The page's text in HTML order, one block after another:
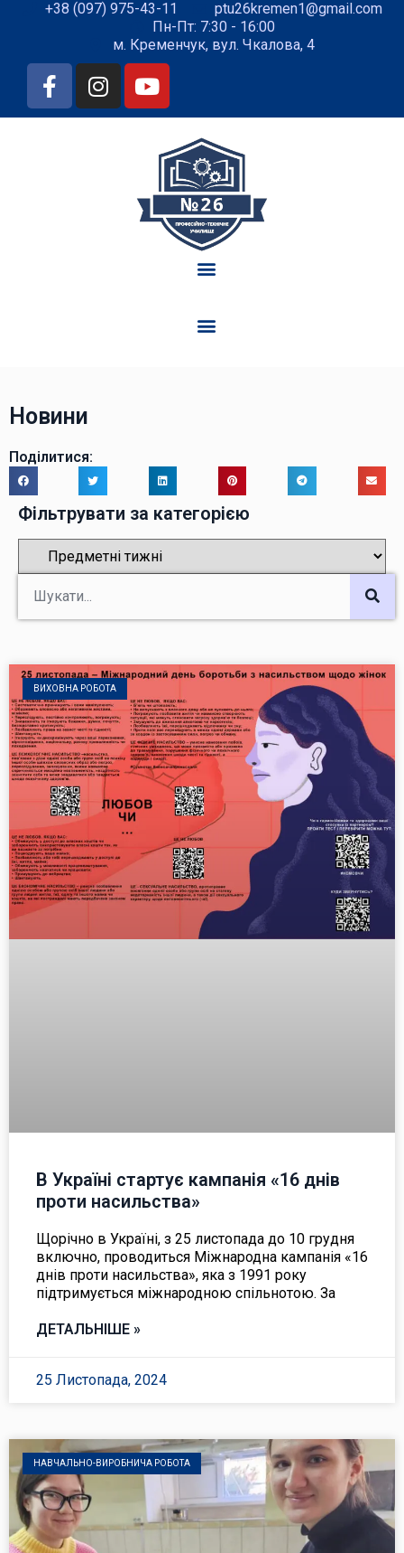
+38 (097) 975-43-11
ptu26kremen1@gmail.com
Пн-Пт: 7:30 - 16:00
м. Кременчук, вул. Чкалова, 4
Новини
Поділитися:
Фільтрувати за категорією
ВИХОВНА РОБОТА
В Україні стартує кампанія «16 днів
проти насильства»
Щорічно в Україні, з 25 листопада до 10 грудня
включно, проводиться Міжнародна кампанія «16
днів проти насильства», яка з 1991 року
підтримується міжнародною спільнотою. За
ДЕТАЛЬНІШЕ »
25 Листопада, 2024
НАВЧАЛЬНО-ВИРОБНИЧА РОБОТА